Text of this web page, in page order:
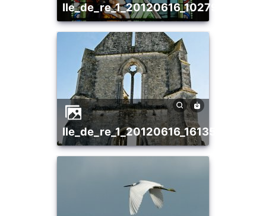
ile_de_re_1_20120616_1027909565
ile_de_re_1_20120616_1613559441